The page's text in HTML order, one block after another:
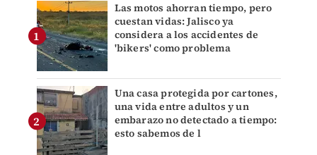
Las motos ahorran tiempo, pero
cuestan vidas: Jalisco ya
considera a los accidentes de
'bikers' como problema
Una casa protegida por cartones,
una vida entre adultos y un
embarazo no detectado a tiempo:
esto sabemos de l